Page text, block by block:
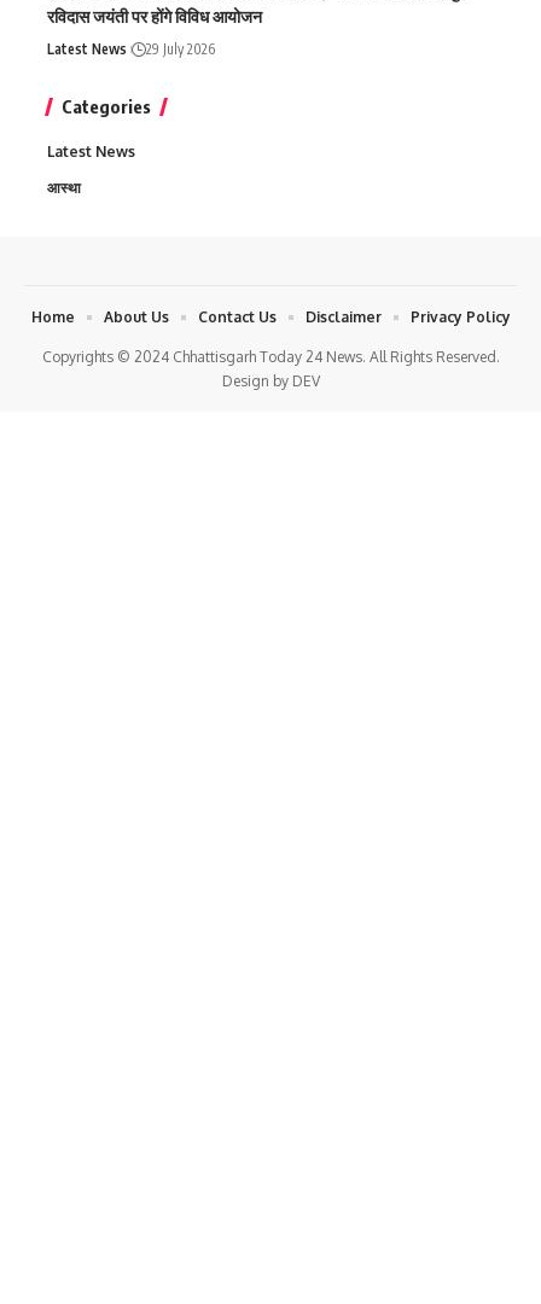
रविदास जयंती पर होंगे विविध आयोजन
Latest News 29 July 2026
Categories
Latest News
आस्था
Copyrights © 2024 Chhattisgarh Today 24 News. All Rights Reserved.
Design by DEV
Home About Us Contact Us Disclaimer Privacy Policy